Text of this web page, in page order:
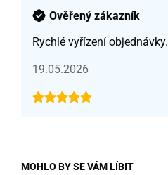
Ověřený zákazník
Rychlé vyřízení objednávky.
19.05.2026
MOHLO BY SE VÁM LÍBIT